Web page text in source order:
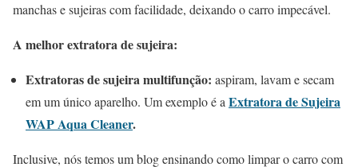
manchas e sujeiras com facilidade, deixando o carro impecável.
A melhor extratora de sujeira:
Extratoras de sujeira multifunção: aspiram, lavam e secam
em um único aparelho. Um exemplo é aExtratora de Sujeira
WAP Aqua Cleaner.
Inclusive, nós temos um blog ensinando como limpar o carro com